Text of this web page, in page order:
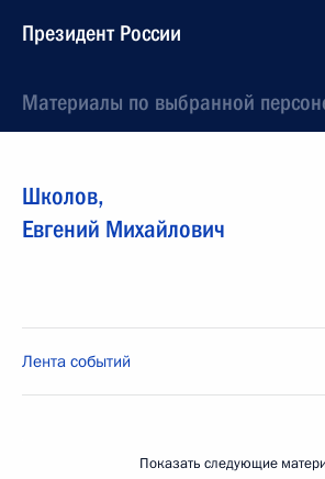
Президент России
Материалы по выбранной
Школов,
Евгений Михайлович
Лента событий
Показать следующие